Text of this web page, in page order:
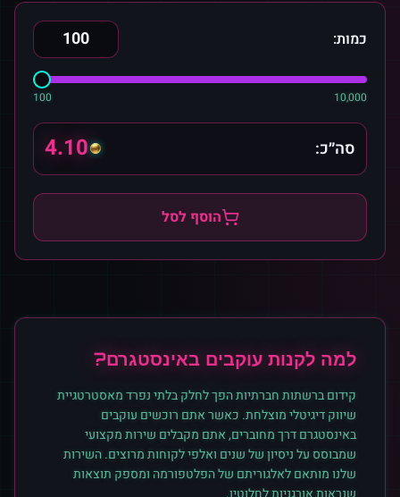
כמות:
100 10,000
סה״כ: 4.10
הוסף לסל
למה לקנות עוקבים באינסטגרם?
קידום ברשתות חברתיות הפך לחלק בלתי נפרד מאסטרטגיית
שיווק דיגיטלי מוצלחת. כאשר אתם רוכשים עוקבים
באינסטגרםדרך מחוברים, אתם מקבלים שירות מקצועי
שמבוסס על ניסיון של שנים ואלפי לקוחות מרוצים. השירות
שלנו מותאם לאלגוריתם של הפלטפורמה ומספק תוצאות